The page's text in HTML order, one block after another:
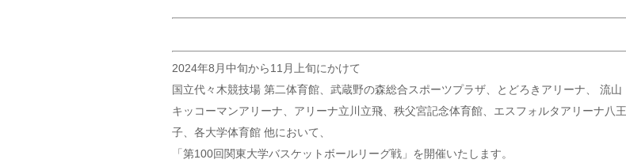
2024年8月中旬から11月上旬にかけて
国立代々木競技場 第二体育館、武蔵野の森総合スポーツプラザ、とどろきアリーナ、 流山
キッコーマンアリーナ、アリーナ立川立飛、秩父宮記念体育館、エスフォルタアリーナ八王
子、各大学体育館 他において、
「第100回関東大学バスケットボールリーグ戦」を開催いたします。